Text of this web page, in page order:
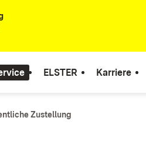
ELSTER Karriere
Zustellung